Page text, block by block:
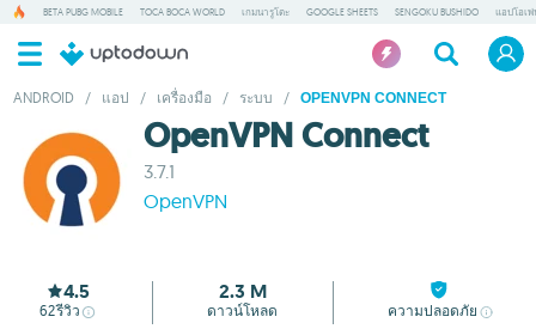
BETA PUBG MOBILE TOCA BOCA WORLD เกมนารูโตะ GOOGLE SHEETS SENGOKU BUSHIDO แอปโอเ
ANDROID / แอป / เครื่องมือ / ระบบ / OPENVPN CONNECT
OpenVPN Connect
3.7.1
OpenVPN
4.5
62รีวิว
2.3 M
ดาวน์โหลด ความปลอดภัย